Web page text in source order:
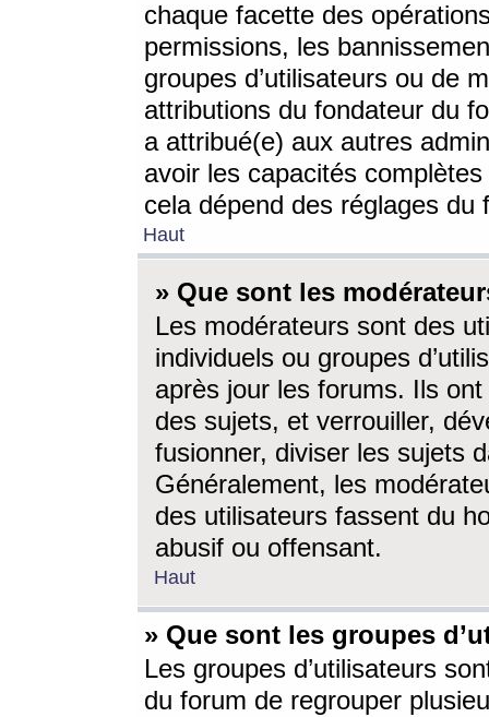
chaque facette des
permissions, les
groupes d’utilisateurs ou de
attributions du fondateur du
a attribué(e) aux autres
avoir les capacités
cela dépend des réglages du
Haut
» Que sont les
Les modérateurs sont des
individuels ou groupes
après jour les forums. Ils ont
des sujets, et verrouiller,
fusionner, diviser les sujets
Généralement, les
des utilisateurs fassent du
abusif ou offensant.
Haut
» Que sont les groupes
Les groupes d’utilisateurs
du forum de regrouper